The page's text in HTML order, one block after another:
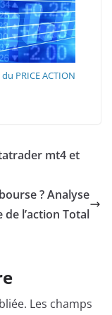
PRICE ACTION
mt4 et
? Analyse
l’action Total
Les champs